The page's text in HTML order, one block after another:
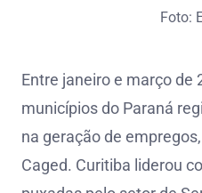
Foto:
Entre janeiro e março de
municípios do Paraná
na geração de
Caged. Curitiba liderou